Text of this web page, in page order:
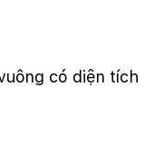
có diện tích